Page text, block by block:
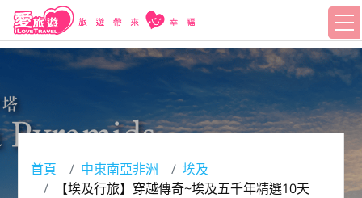
首頁 中東南亞非洲
埃及
【埃及行旅】穿越傳奇~埃及五千年精選10天